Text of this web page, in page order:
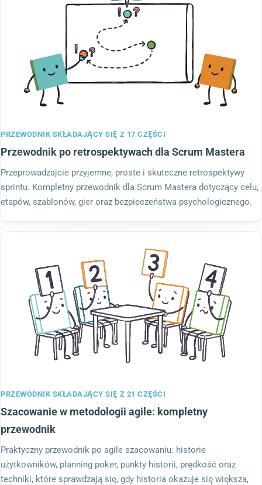
PRZEWODNIK SKŁADAJĄCY SIĘ Z 17 CZĘŚCI
Przewodnik po retrospektywach dla Scrum Mastera
Przeprowadzajcie przyjemne, proste i skuteczne retrospektywy
sprintu. Kompletny przewodnik dla Scrum Mastera dotyczący celu,
etapów, szablonów, gier oraz bezpieczeństwa psychologicznego.
PRZEWODNIK SKŁADAJĄCY SIĘ Z 21 CZĘŚCI
Szacowanie w metodologii agile: kompletny
przewodnik
Praktyczny przewodnik po agile szacowaniu: historie
użytkowników, planning poker, punkty historii, prędkość oraz
techniki, które sprawdzają się, gdy historia okazuje się większa,